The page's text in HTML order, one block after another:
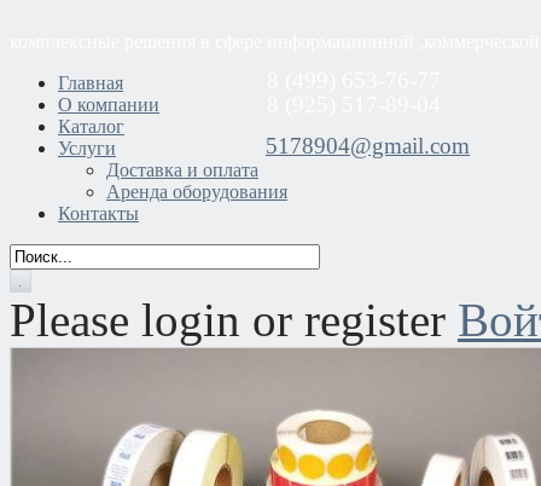
5178904@gmail.com
Главная
О компании
Каталог
Услуги
Доставка и оплата
Аренда оборудования
Контакты
Please login or register